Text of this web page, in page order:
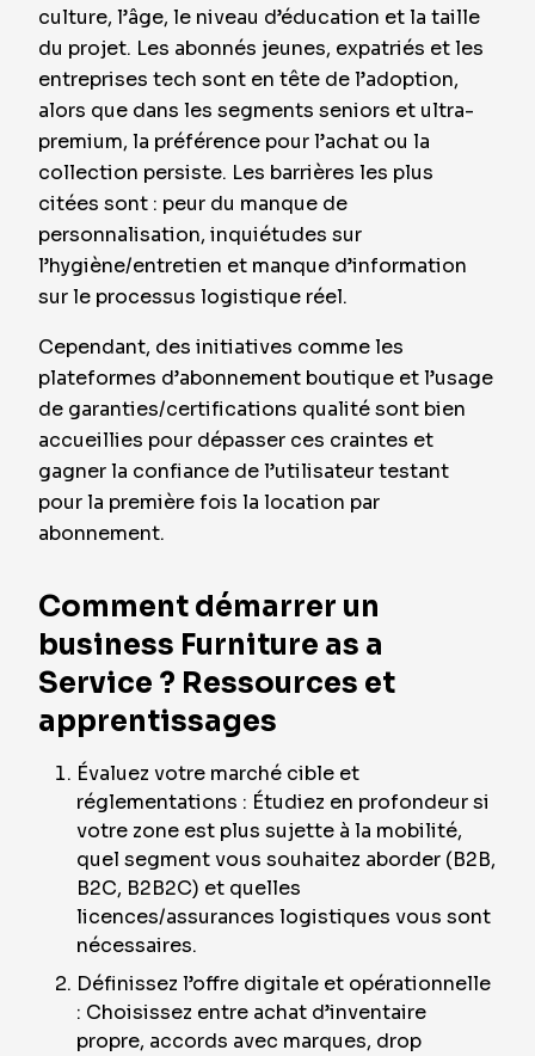
culture, l’âge, le niveau d’éducation et la taille
du projet. Les abonnés jeunes, expatriés et les
entreprises tech sont en tête de l’adoption,
alors que dans les segments seniors et ultra-
premium, la préférence pour l’achat ou la
collection persiste. Les barrières les plus
citées sont : peur du manque de
personnalisation, inquiétudes sur
l’hygiène/entretien et manque d’information
sur le processus logistique réel.
Cependant, des initiatives comme les
plateformes d’abonnement boutique et l’usage
de garanties/certifications qualité sont bien
accueillies pour dépasser ces craintes et
gagner la confiance de l’utilisateur testant
pour la première fois la location par
abonnement.
Comment démarrer un
business Furniture as a
Service ? Ressources et
apprentissages
Évaluez votre marché cible et
réglementations : Étudiez en profondeur si
votre zone est plus sujette à la mobilité,
quel segment vous souhaitez aborder (B2B,
B2C, B2B2C) et quelles
licences/assurances logistiques vous sont
nécessaires.
Définissez l’offre digitale et opérationnelle
: Choisissez entre achat d’inventaire
propre, accords avec marques, drop